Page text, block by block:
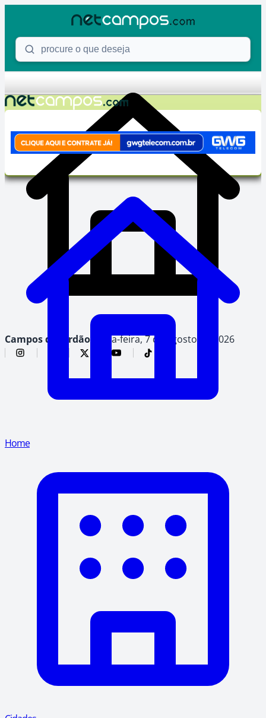
Procure o que deseja
Campos do Jordão, sexta-feira, 7 de agosto de 2026
Home